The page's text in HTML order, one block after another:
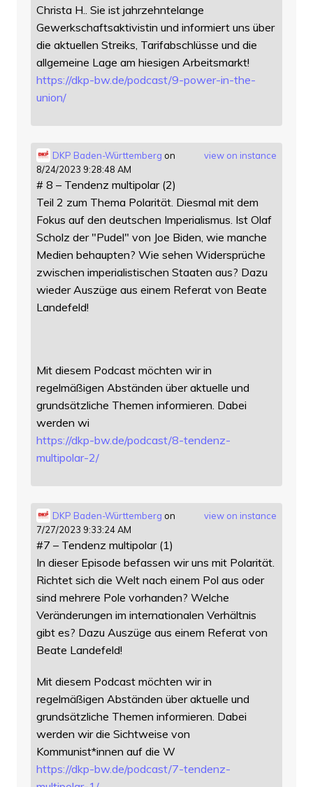
Christa H.. Sie ist jahrzehntelange
Gewerkschaftsaktivistin und informiert uns über
die aktuellen Streiks, Tarifabschlüsse und die
allgemeine Lage am hiesigen Arbeitsmarkt!
https://dkp-bw.de/podcast/9-power-in-the-
union/
view on instance
DKP Baden-Württemberg on
8/24/2023 9:28:48 AM
# 8 – Tendenz multipolar (2)
Teil 2 zum Thema Polarität. Diesmal mit dem
Fokus auf den deutschen Imperialismus. Ist Olaf
Scholz der "Pudel" von Joe Biden, wie manche
Medien behaupten? Wie sehen Widersprüche
zwischen imperialistischen Staaten aus? Dazu
wieder Auszüge aus einem Referat von Beate
Landefeld!
Mit diesem Podcast möchten wir in
regelmäßigen Abständen über aktuelle und
grundsätzliche Themen informieren. Dabei
werden wi
https://dkp-bw.de/podcast/8-tendenz-
multipolar-2/
view on instance
DKP Baden-Württemberg on
7/27/2023 9:33:24 AM
#7 – Tendenz multipolar (1)
In dieser Episode befassen wir uns mit Polarität.
Richtet sich die Welt nach einem Pol aus oder
sind mehrere Pole vorhanden? Welche
Veränderungen im internationalen Verhältnis
gibt es? Dazu Auszüge aus einem Referat von
Beate Landefeld!
Mit diesem Podcast möchten wir in
regelmäßigen Abständen über aktuelle und
grundsätzliche Themen informieren. Dabei
werden wir die Sichtweise von
Kommunist*innen auf die W
https://dkp-bw.de/podcast/7-tendenz-